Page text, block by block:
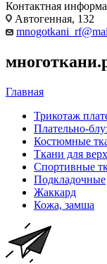
Контактная
Автогенная, 132
Главная
Трикотаж
Плательно-
Костюмные
Ткани для
Спортивные
Подкладочные
Жаккард
Кожа, замша